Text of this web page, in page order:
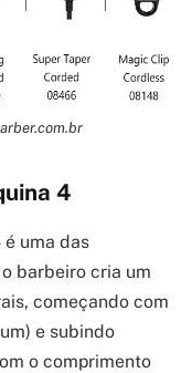
4
uma das
barbeiro cria um
começando com
e subindo
o comprimento